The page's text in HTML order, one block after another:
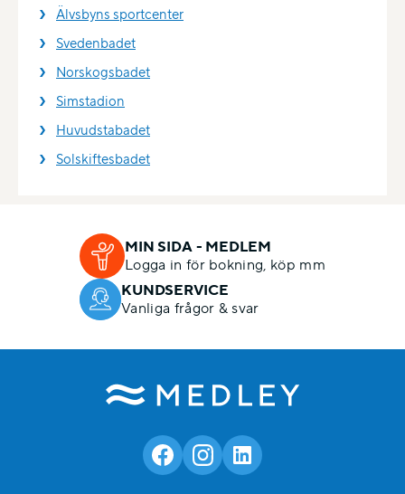
Älvsbyns sportcenter
Svedenbadet
Norskogsbadet
Simstadion
Huvudstabadet
Solskiftesbadet
MIN SIDA - MEDLEM
Logga in för bokning, köp mm
KUNDSERVICE
Vanliga frågor & svar